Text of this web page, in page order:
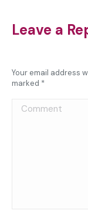
Leave a
Your email address
marked *
Comment